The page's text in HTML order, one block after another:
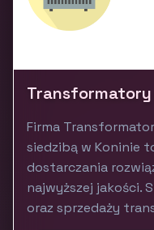
Transformatory
Firma
siedzibą w Koninie
dostarczania
najwyższej jakości.
oraz sprzedaży